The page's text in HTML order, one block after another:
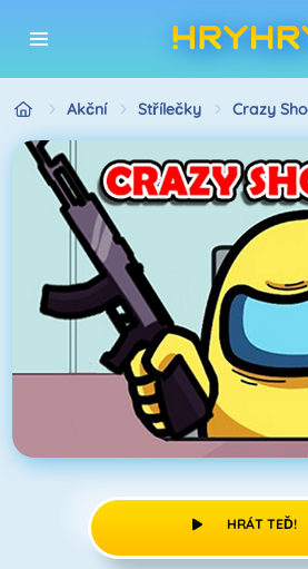
Akční Střílečky Crazy
HRÁT TEĎ!